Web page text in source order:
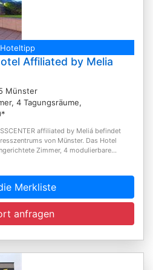
Hoteltipp
Affiliated by Melia
Münster
4 Tagungsräume,
affiliated by Meliá befindet
von Münster. Das Hotel
Zimmer, 4 modulierbare...
Merkliste
anfragen